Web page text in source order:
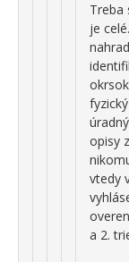
Treba
je
opisy
vtedy
a 2.